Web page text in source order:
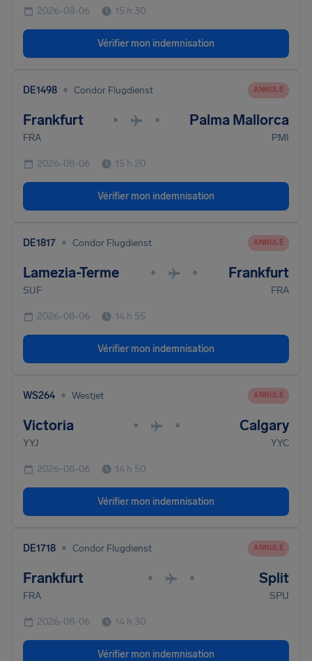
2026-08-06 15 h 30
Vérifier mon indemnisation
DE1498 • Condor Flugdienst ANNULÉ
Frankfurt • • Palma Mallorca
FRA PMI
2026-08-06 15 h 20
Vérifier mon indemnisation
DE1817 • Condor Flugdienst ANNULÉ
Lamezia-Terme • • Frankfurt
SUF FRA
2026-08-06 14 h 55
Vérifier mon indemnisation
WS264 • Westjet ANNULÉ
Victoria • • Calgary
YYJ YYC
2026-08-06 14 h 50
Vérifier mon indemnisation
DE1718 • Condor Flugdienst ANNULÉ
Frankfurt • • Split
FRA SPU
2026-08-06 14 h 30
Vérifier mon indemnisation